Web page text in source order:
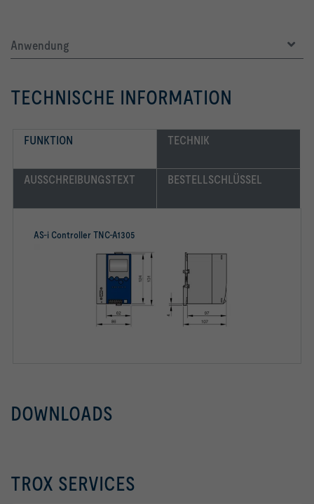
Anwendung
TECHNISCHE INFORMATION
FUNKTION TECHNIK
AUSSCHREIBUNGSTEXT BESTELLSCHLÜSSEL
AS-i Controller TNC-A1305
DOWNLOADS
TROX SERVICES